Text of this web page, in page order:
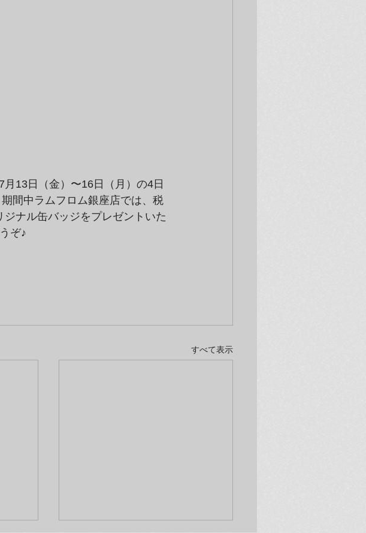
13日（金）〜16日（月）の4日
間中ラムフロム銀座店では、税
ナル缶バッジをプレゼントいた
ぞ♪
すべて表示